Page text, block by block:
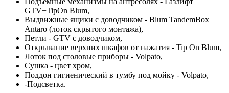
GTV+TipOn Blum,
Выдвижные ящики с доводчиком - Blum TandemBox
Antaro (лоток скрытого монтажа),
Петли - GTV с доводчиком,
Открывание верхних шкафов от нажатия - Tip On Blum,
Лоток под столовые приборы - Volpato,
Сушка - цвет хром,
Поддон гигиенический в тумбу под мойку - Volpato,
-Подсветка.